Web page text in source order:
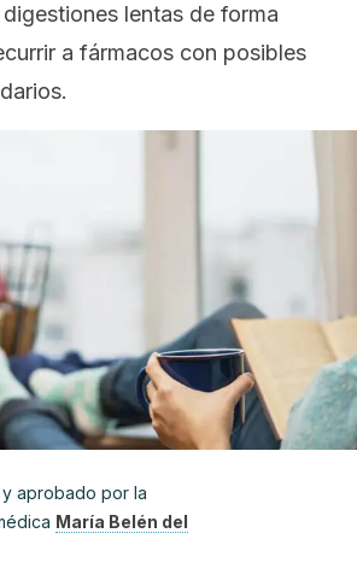
lentas de forma
a fármacos con posibles
aprobado por la
María Belén del